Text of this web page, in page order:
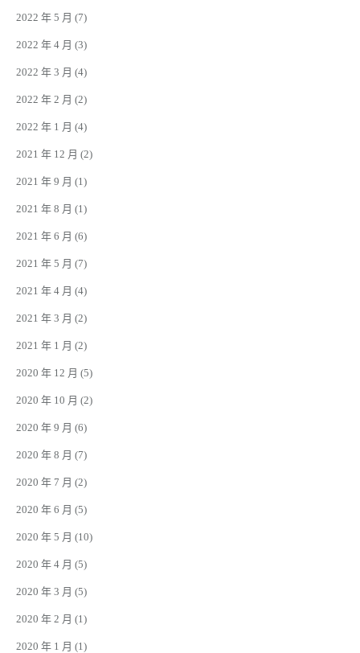
2022 年 5 月 (7)
2022 年 4 月 (3)
2022 年 3 月 (4)
2022 年 2 月 (2)
2022 年 1 月 (4)
2021 年 12 月 (2)
2021 年 9 月 (1)
2021 年 8 月 (1)
2021 年 6 月 (6)
2021 年 5 月 (7)
2021 年 4 月 (4)
2021 年 3 月 (2)
2021 年 1 月 (2)
2020 年 12 月 (5)
2020 年 10 月 (2)
2020 年 9 月 (6)
2020 年 8 月 (7)
2020 年 7 月 (2)
2020 年 6 月 (5)
2020 年 5 月 (10)
2020 年 4 月 (5)
2020 年 3 月 (5)
2020 年 2 月 (1)
2020 年 1 月 (1)